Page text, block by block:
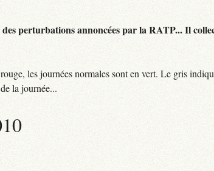
perturbations annoncées par la RATP... Il
les journées normales sont en vert. Le gris
la journée...